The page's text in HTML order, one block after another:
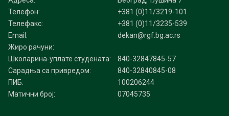
Телефон:
+381 (0)11/3219-101
Телефакс:
+381 (0)11/3235-539
Email:
dekan@rgf.bg.ac.rs
Жиро рачуни:
Школарина-уплате студената:
840-32847845-57
Сарадња са привредом:
840-32840845-08
ПИБ:
100206244
Матични број:
07045735